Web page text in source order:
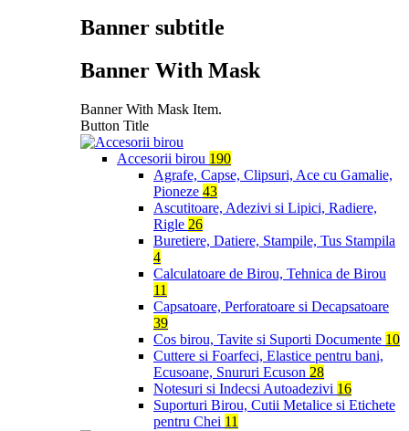
Banner subtitle
Banner With Mask
Banner With Mask Item.
Button Title
Accesorii birou 190
Agrafe, Capse, Clipsuri, Ace cu Gamalie,
Pioneze 43
Ascutitoare, Adezivi si Lipici, Radiere,
Rigle 26
Buretiere, Datiere, Stampile, Tus Stampila
4
Calculatoare de Birou, Tehnica de Birou
11
Capsatoare, Perforatoare si Decapsatoare
39
Cos birou, Tavite si Suporti Documente 10
Cuttere si Foarfeci, Elastice pentru bani,
Ecusoane, Snururi Ecuson 28
Notesuri si Indecsi Autoadezivi 16
Suporturi Birou, Cutii Metalice si Etichete
pentru Chei 11